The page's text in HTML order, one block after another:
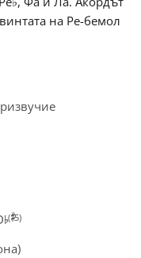
на Ре-бемол
♭(♯5)